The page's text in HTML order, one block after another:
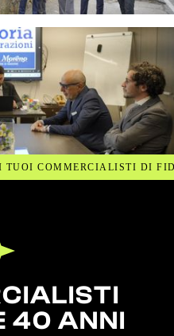
TUOI COMMERCIALISTI DI
40 ANNI